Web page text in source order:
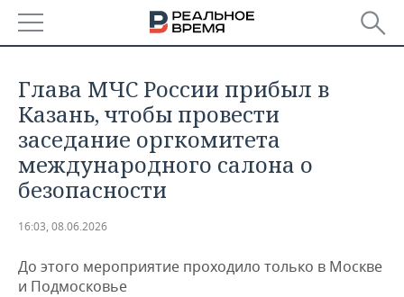
БАШКОРТОСТАН
ТАТАРСТАН
УДМУРТИЯ
НОВОСТИ
АНАЛИТИКА
НОВОСТИ АНАЛИТИКИ
ДЕКЛАРАЦИИ О ДОХОДАХ
КОРОЛИ ГОСЗАКАЗА ПФО
ЭКОНОМИКА
НОВОСТИ ЭКОНОМИКИ
ФИНАНСЫ
ПРОМЫШЛЕННОСТЬ
НОВОСТИ
ПРОМЫШЛЕННОСТИ
НЕДВИЖИМОСТЬ
Глава МЧС России прибыл в
Казань, чтобы провести
заседание оргкомитета
международного салона о
безопасности
16:03, 08.06.2026
До этого мероприятие проходило только в Москве
и Подмосковье